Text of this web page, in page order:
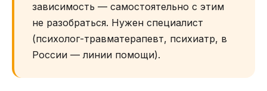
зависимость — самостоятельно с этим
не разобраться. Нужен специалист
(психолог-травматерапевт, психиатр, в
России — линии помощи).